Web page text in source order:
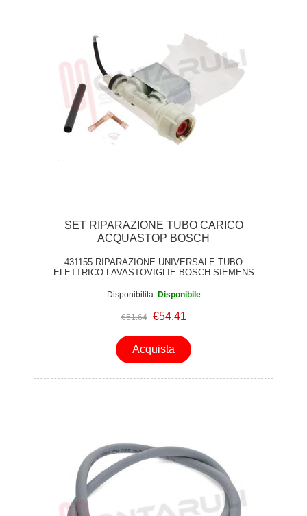
SET RIPARAZIONE TUBO CARICO
ACQUASTOP BOSCH
431155 RIPARAZIONE UNIVERSALE TUBO
ELETTRICO LAVASTOVIGLIE BOSCH SIEMENS
Disponibilità: Disponibile
€51.64 €54.41
Acquista